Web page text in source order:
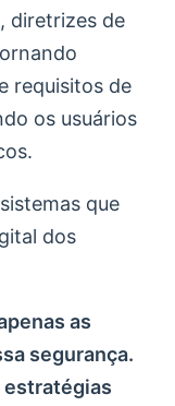
diretrizes de
requisitos de
os usuários
que
dos
as
segurança.